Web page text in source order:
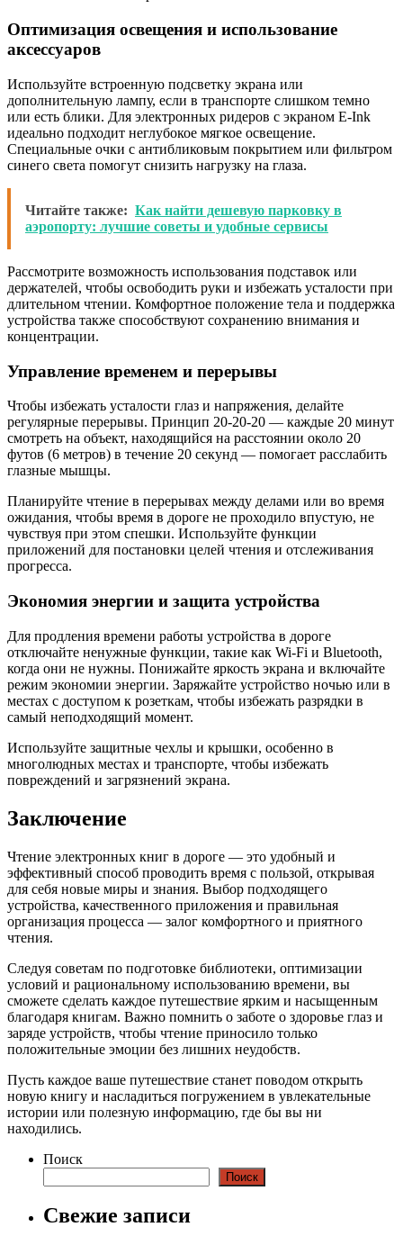
Оптимизация освещения и использование
аксессуаров
Используйте встроенную подсветку экрана или
дополнительную лампу, если в транспорте слишком темно
или есть блики. Для электронных ридеров с экраном E-Ink
идеально подходит неглубокое мягкое освещение.
Специальные очки с антибликовым покрытием или фильтром
синего света помогут снизить нагрузку на глаза.
Читайте также: Как найти дешевую парковку в
аэропорту: лучшие советы и удобные сервисы
Рассмотрите возможность использования подставок или
держателей, чтобы освободить руки и избежать усталости при
длительном чтении. Комфортное положение тела и поддержка
устройства также способствуют сохранению внимания и
концентрации.
Управление временем и перерывы
Чтобы избежать усталости глаз и напряжения, делайте
регулярные перерывы. Принцип 20-20-20 — каждые 20 минут
смотреть на объект, находящийся на расстоянии около 20
футов (6 метров) в течение 20 секунд — помогает расслабить
глазные мышцы.
Планируйте чтение в перерывах между делами или во время
ожидания, чтобы время в дороге не проходило впустую, не
чувствуя при этом спешки. Используйте функции
приложений для постановки целей чтения и отслеживания
прогресса.
Экономия энергии и защита устройства
Для продления времени работы устройства в дороге
отключайте ненужные функции, такие как Wi-Fi и Bluetooth,
когда они не нужны. Понижайте яркость экрана и включайте
режим экономии энергии. Заряжайте устройство ночью или в
местах с доступом к розеткам, чтобы избежать разрядки в
самый неподходящий момент.
Используйте защитные чехлы и крышки, особенно в
многолюдных местах и транспорте, чтобы избежать
повреждений и загрязнений экрана.
Заключение
Чтение электронных книг в дороге — это удобный и
эффективный способ проводить время с пользой, открывая
для себя новые миры и знания. Выбор подходящего
устройства, качественного приложения и правильная
организация процесса — залог комфортного и приятного
чтения.
Следуя советам по подготовке библиотеки, оптимизации
условий и рациональному использованию времени, вы
сможете сделать каждое путешествие ярким и насыщенным
благодаря книгам. Важно помнить о заботе о здоровье глаз и
заряде устройств, чтобы чтение приносило только
положительные эмоции без лишних неудобств.
Пусть каждое ваше путешествие станет поводом открыть
новую книгу и насладиться погружением в увлекательные
истории или полезную информацию, где бы вы ни
находились.
Поиск
Поиск
Свежие записи